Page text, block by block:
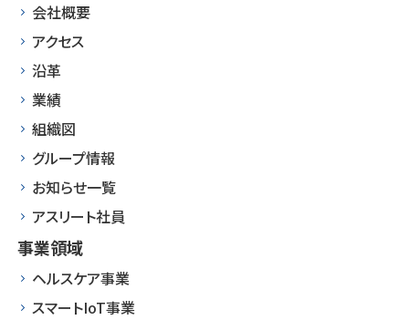
会社概要
アクセス
沿革
業績
組織図
グループ情報
お知らせ一覧
アスリート社員
事業領域
ヘルスケア事業
スマートIoT事業